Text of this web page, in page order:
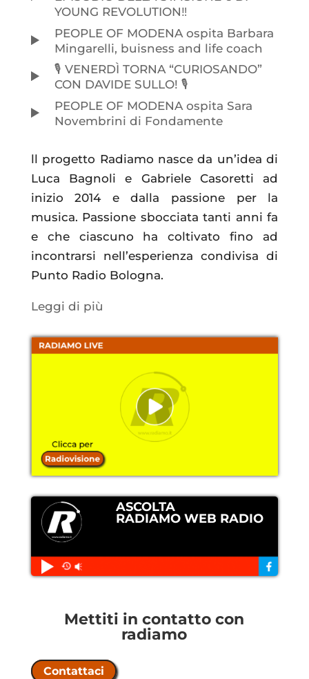
YOUNG REVOLUTION‼️
PEOPLE OF MODENA ospita Barbara
Mingarelli, buisness and life coach
🎙️ VENERDÌ TORNA “CURIOSANDO”
CON DAVIDE SULLO! 🎙️
PEOPLE OF MODENA ospita Sara
Novembrini di Fondamente
ll progetto Radiamo nasce da un’idea di
Luca Bagnoli e Gabriele Casoretti ad
inizio 2014 e dalla passione per la
musica. Passione sbocciata tanti anni fa
e che ciascuno ha coltivato fino ad
incontrarsi nell’esperienza condivisa di
Punto Radio Bologna.
Leggi di più
ASCOLTA
RADIAMO WEB RADIO
Mettiti in contatto con
radiamo
Contattaci